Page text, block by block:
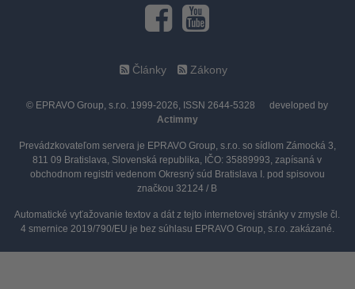
Články Zákony
© EPRAVO Group, s.r.o. 1999-2026, ISSN 2644-5328
developed by
Actimmy
Prevádzkovateľom servera je EPRAVO Group, s.r.o. so sídlom Zámocká 3,
811 09 Bratislava, Slovenská republika, IČO: 35889993, zapísaná v
obchodnom registri vedenom Okresný súd Bratislava I. pod spisovou
značkou 32124 / B
Automatické vyťažovanie textov a dát z tejto internetovej stránky v zmysle čl.
4 smernice 2019/790/EU je bez súhlasu EPRAVO Group, s.r.o. zakázané.